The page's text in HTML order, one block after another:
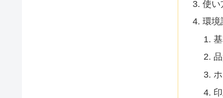
使い
環境